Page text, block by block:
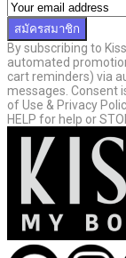
สมัครสมาชิก
By subscribing to
automated
cart reminders) via
messages. Consent
of Use & Privacy
HELP for help or